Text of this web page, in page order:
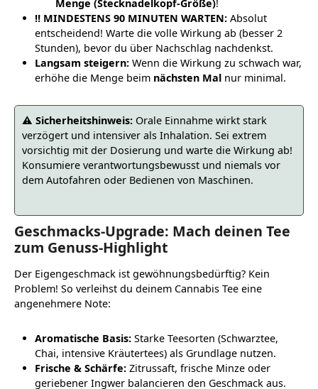
Menge (Stecknadelkopf-Größe)!
‼️ MINDESTENS 90 MINUTEN WARTEN:Absolut
entscheidend! Warte die volle Wirkung ab (besser 2
Stunden), bevor du über Nachschlag nachdenkst.
Langsam steigern:Wenn die Wirkung zu schwach war,
erhöhe die Menge beim nächsten Malnur minimal.
⚠️ Sicherheitshinweis: Orale Einnahme wirkt stark
verzögert und intensiver als Inhalation. Sei extrem
vorsichtig mit der Dosierung und warte die Wirkung ab!
Konsumiere verantwortungsbewusst und niemals vor
dem Autofahren oder Bedienen von Maschinen.
Geschmacks-Upgrade: Mach deinen Tee
zum Genuss-Highlight
Der Eigengeschmack ist gewöhnungsbedürftig? Kein
Problem! So verleihst du deinem Cannabis Tee eine
angenehmere Note:
Aromatische Basis:Starke Teesorten (Schwarztee,
Chai, intensive Kräutertees) als Grundlage nutzen.
Frische & Schärfe:Zitrussaft, frische Minze oder
geriebener Ingwer balancieren den Geschmack aus.